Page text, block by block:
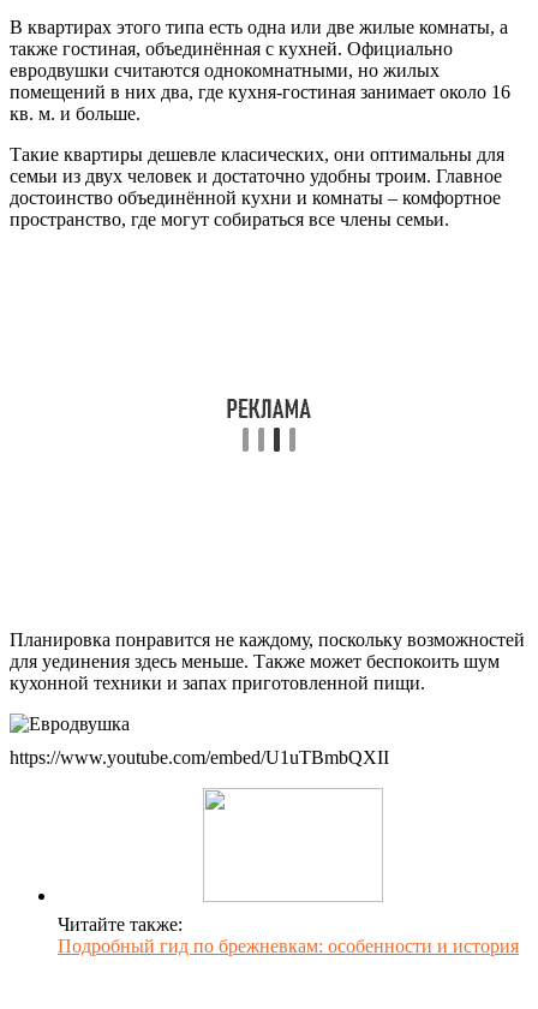
В квартирах этого типа есть одна или две жилые комнаты, а
также гостиная, объединённая с кухней. Официально
евродвушки считаются однокомнатными, но жилых
помещений в них два, где кухня-гостиная занимает около 16
кв. м. и больше.
Такие квартиры дешевле класических, они оптимальны для
семьи из двух человек и достаточно удобны троим. Главное
достоинство объединённой кухни и комнаты – комфортное
пространство, где могут собираться все члены семьи.
Планировка понравится не каждому, поскольку возможностей
для уединения здесь меньше. Также может беспокоить шум
кухонной техники и запах приготовленной пищи.
https://www.youtube.com/embed/U1uTBmbQXII
Читайте также:
Подробный гид по брежневкам: особенности и история